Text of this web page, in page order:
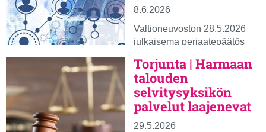
8.6.2026
Valtioneuvoston 28.5.2026
julkaisema periaatepäätös
rahanpesun, terrorismin
rahoittamisen ja
kohdennettujen
talouspakotteiden kiertämisen
estämisen strategian,
Torjunta | Harmaan
talouden
selvitysyksikön
palvelut laajenevat
29.5.2026